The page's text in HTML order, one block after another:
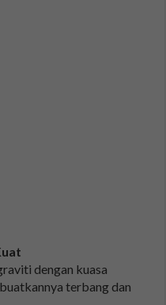
dengan kuasa
terbang dan